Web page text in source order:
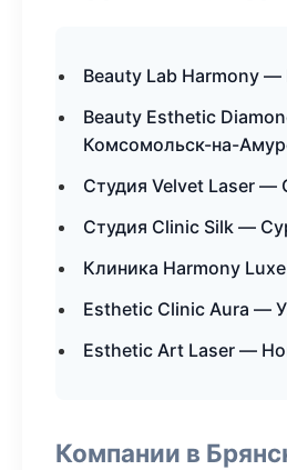
Beauty Lab Harmony —
Beauty Esthetic
Комсомольск-на-
Студия Velvet Laser —
Студия Clinic Silk —
Клиника Harmony
Esthetic Clinic Aura —
Esthetic Art Laser —
Компании в